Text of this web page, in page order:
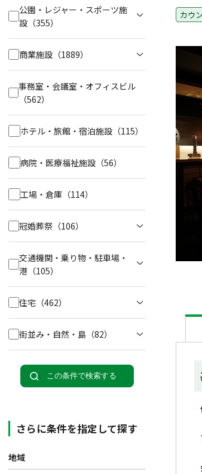
カウ
公園・レジャー・スポーツ施
設 （355）
商業施設 （1889）
事務室・会議室・オフィスビル
（562）
ホテル・旅館・宿泊施設 （115）
病院・医療福祉施設 （56）
工場・倉庫 （114）
冠婚葬祭 （106）
交通機関・乗り物・駐車場・
港 （105）
住宅 （462）
街並み・自然・島 （82）
この条件で検索する
さらに条件を指定して探す
地域